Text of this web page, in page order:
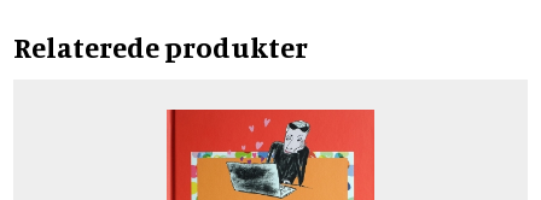
Relaterede produkter